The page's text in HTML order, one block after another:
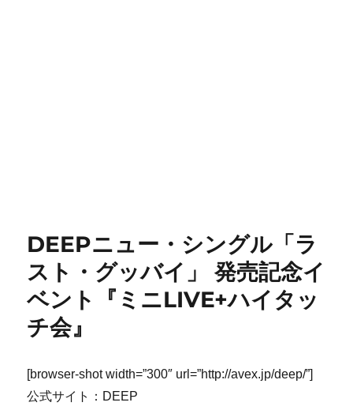
DEEPニュー・シングル「ラ
スト・グッバイ」 発売記念イ
ベント『ミニLIVE+ハイタッ
チ会』
[browser-shot width=”300″ url=”http://avex.jp/deep/”]
公式サイト：DEEP